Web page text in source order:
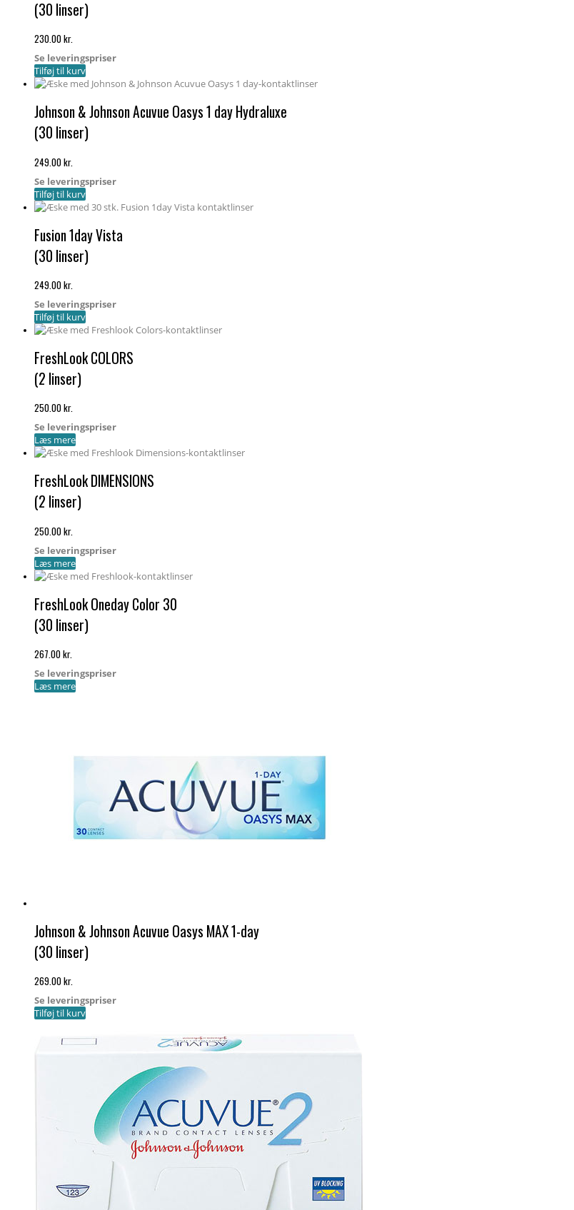
(30 linser)
230.00kr.
Se leveringspriser
Tilføj til kurv
Johnson & Johnson Acuvue Oasys 1 day Hydraluxe
(30 linser)
249.00kr.
Se leveringspriser
Tilføj til kurv
Fusion 1day Vista
(30 linser)
249.00kr.
Se leveringspriser
Tilføj til kurv
FreshLook COLORS
(2 linser)
250.00kr.
Se leveringspriser
Læs mere
FreshLook DIMENSIONS
(2 linser)
250.00kr.
Se leveringspriser
Læs mere
FreshLook Oneday Color 30
(30 linser)
267.00kr.
Se leveringspriser
Læs mere
Johnson & Johnson Acuvue Oasys MAX 1-day
(30 linser)
269.00kr.
Se leveringspriser
Tilføj til kurv